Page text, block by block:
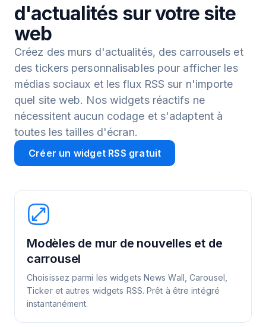
d'actualités sur votre site
web
Créez des murs d'actualités, des carrousels et
des tickers personnalisables pour afficher les
médias sociaux et les flux RSS sur n'importe
quel site web. Nos widgets réactifs ne
nécessitent aucun codage et s'adaptent à
toutes les tailles d'écran.
Créer un widget RSS gratuit
Modèles de mur de nouvelles et de
carrousel
Choisissez parmi les widgets News Wall, Carousel,
Ticker et autres widgets RSS. Prêt à être intégré
instantanément.